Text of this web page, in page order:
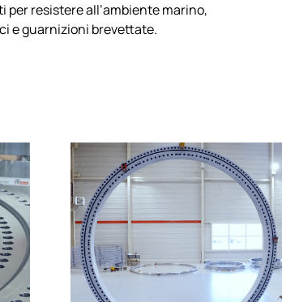
resistere all’ambiente marino,
e guarnizioni brevettate.